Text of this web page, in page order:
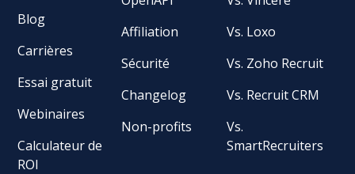
Blog
Carrières
Essai gratuit
Webinaires
Calculateur de
ROI
Affiliation
Sécurité
Changelog
Non-profits
Vs. Loxo
Vs. Zoho Recruit
Vs. Recruit CRM
Vs.
SmartRecruiters